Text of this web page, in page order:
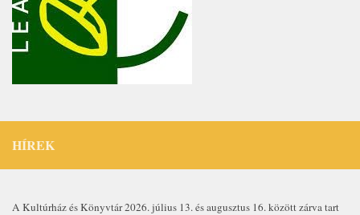
HÍREK
A Kultúrház és Könyvtár 2026. július 13. és augusztus 16. között zárva tart